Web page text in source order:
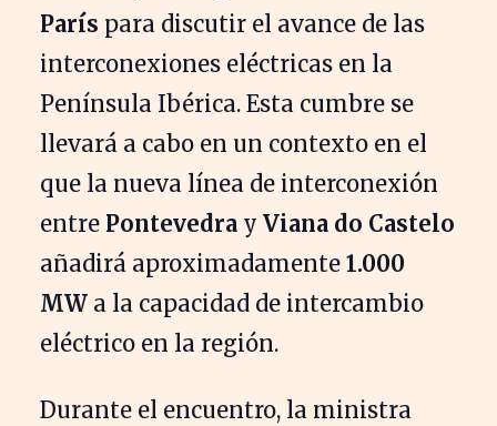
París para discutir el avance de las
interconexiones eléctricas en la
Península Ibérica. Esta cumbre se
llevará a cabo en un contexto en el
que la nueva línea de interconexión
entre Pontevedra y Viana do Castelo
añadirá aproximadamente 1.000
MW a la capacidad de intercambio
eléctrico en la región.
Durante el encuentro, la ministra